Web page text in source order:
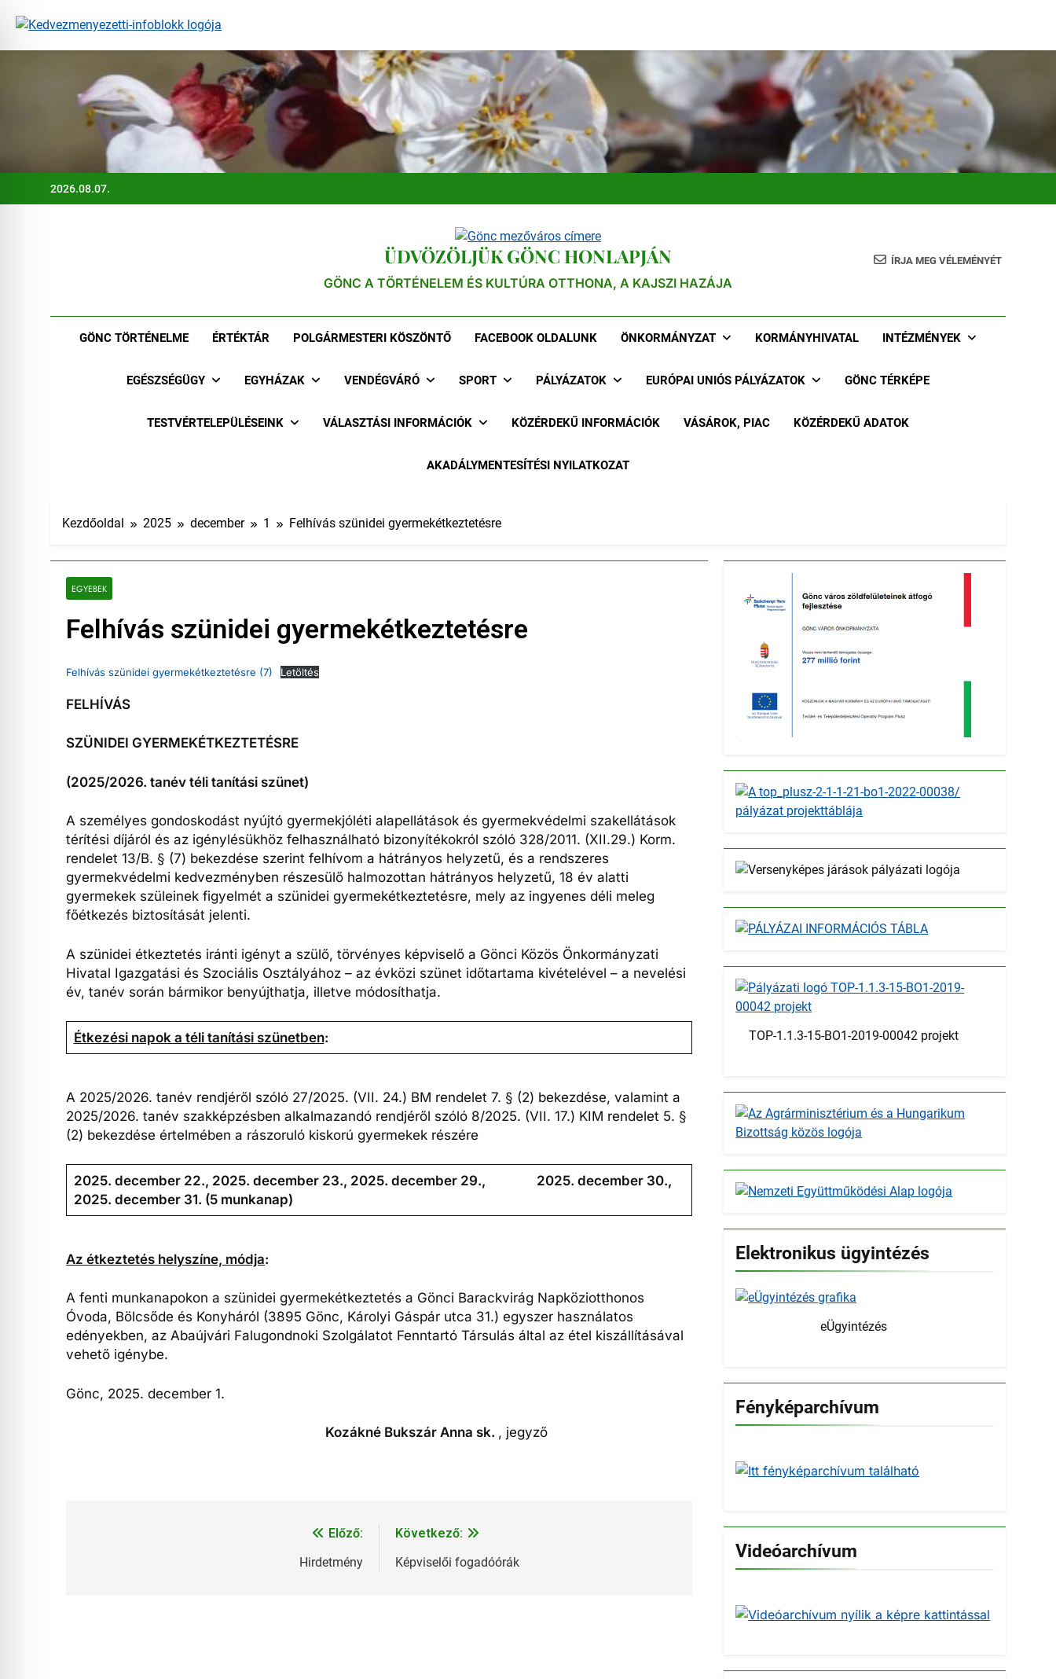
2026.08.07.
ÜDVÖZÖLJÜK GÖNC HONLAPJÁN
GÖNC A TÖRTÉNELEM ÉS KULTÚRA OTTHONA, A KAJSZI HAZÁJA
ÍRJA MEG VÉLEMÉNYÉT
GÖNC TÖRTÉNELME ÉRTÉKTÁR POLGÁRMESTERI KÖSZÖNTŐ FACEBOOK OLDALUNK ÖNKORMÁNYZAT KORMÁNYHIVATAL INTÉZMÉNYEK
EGÉSZSÉGÜGY EGYHÁZAK VENDÉGVÁRÓ SPORT PÁLYÁZATOK EURÓPAI UNIÓS PÁLYÁZATOK GÖNC TÉRKÉPE
TESTVÉRTELEPÜLÉSEINK VÁLASZTÁSI INFORMÁCIÓK KÖZÉRDEKŰ INFORMÁCIÓK VÁSÁROK, PIAC KÖZÉRDEKŰ ADATOK
AKADÁLYMENTESÍTÉSI NYILATKOZAT
Kezdőoldal 2025 december 1 Felhívás szünidei gyermekétkeztetésre
EGYEBEK
Felhívás szünidei gyermekétkeztetésre
Felhívás szünidei gyermekétkeztetésre (7) Letöltés
FELHÍVÁS
SZÜNIDEI GYERMEKÉTKEZTETÉSRE
(2025/2026. tanév téli tanítási szünet)
A személyes gondoskodást nyújtó gyermekjóléti alapellátások és gyermekvédelmi szakellátások
térítési díjáról és az igénylésükhöz felhasználható bizonyítékokról szóló 328/2011. (XII.29.) Korm.
rendelet 13/B. § (7) bekezdése szerint felhívom a hátrányos helyzetű, és a rendszeres
gyermekvédelmi kedvezményben részesülő halmozottan hátrányos helyzetű, 18 év alatti
gyermekek szüleinek figyelmét a szünidei gyermekétkeztetésre, mely az ingyenes déli meleg
főétkezés biztosítását jelenti.
A szünidei étkeztetés iránti igényt a szülő, törvényes képviselő a Gönci Közös Önkormányzati
Hivatal Igazgatási és Szociális Osztályához – az évközi szünet időtartama kivételével – a nevelési
év, tanév során bármikor benyújthatja, illetve módosíthatja.
Étkezési napok a téli tanítási szünetben:
A 2025/2026. tanév rendjéről szóló 27/2025. (VII. 24.) BM rendelet 7. § (2) bekezdése, valamint a
2025/2026. tanév szakképzésben alkalmazandó rendjéről szóló 8/2025. (VII. 17.) KIM rendelet 5. §
(2) bekezdése értelmében a rászoruló kiskorú gyermekek részére
2025. december 22., 2025. december 23., 2025. december 29.,
2025. december 30.,
2025. december 31. (5 munkanap)
Az étkeztetés helyszíne, módja:
A fenti munkanapokon a szünidei gyermekétkeztetés a Gönci Barackvirág Napköziotthonos
Óvoda, Bölcsőde és Konyháról (3895 Gönc, Károlyi Gáspár utca 31.) egyszer használatos
edényekben, az Abaújvári Falugondnoki Szolgálatot Fenntartó Társulás által az étel kiszállításával
vehető igénybe.
Gönc, 2025. december 1.
Kozákné Bukszár Anna sk. , jegyző
Előző:
Hirdetmény
Következő:
Képviselői fogadóórák
TOP-1.1.3-15-BO1-2019-00042 projekt
Elektronikus ügyintézés
eÜgyintézés
Fényképarchívum
Videóarchívum